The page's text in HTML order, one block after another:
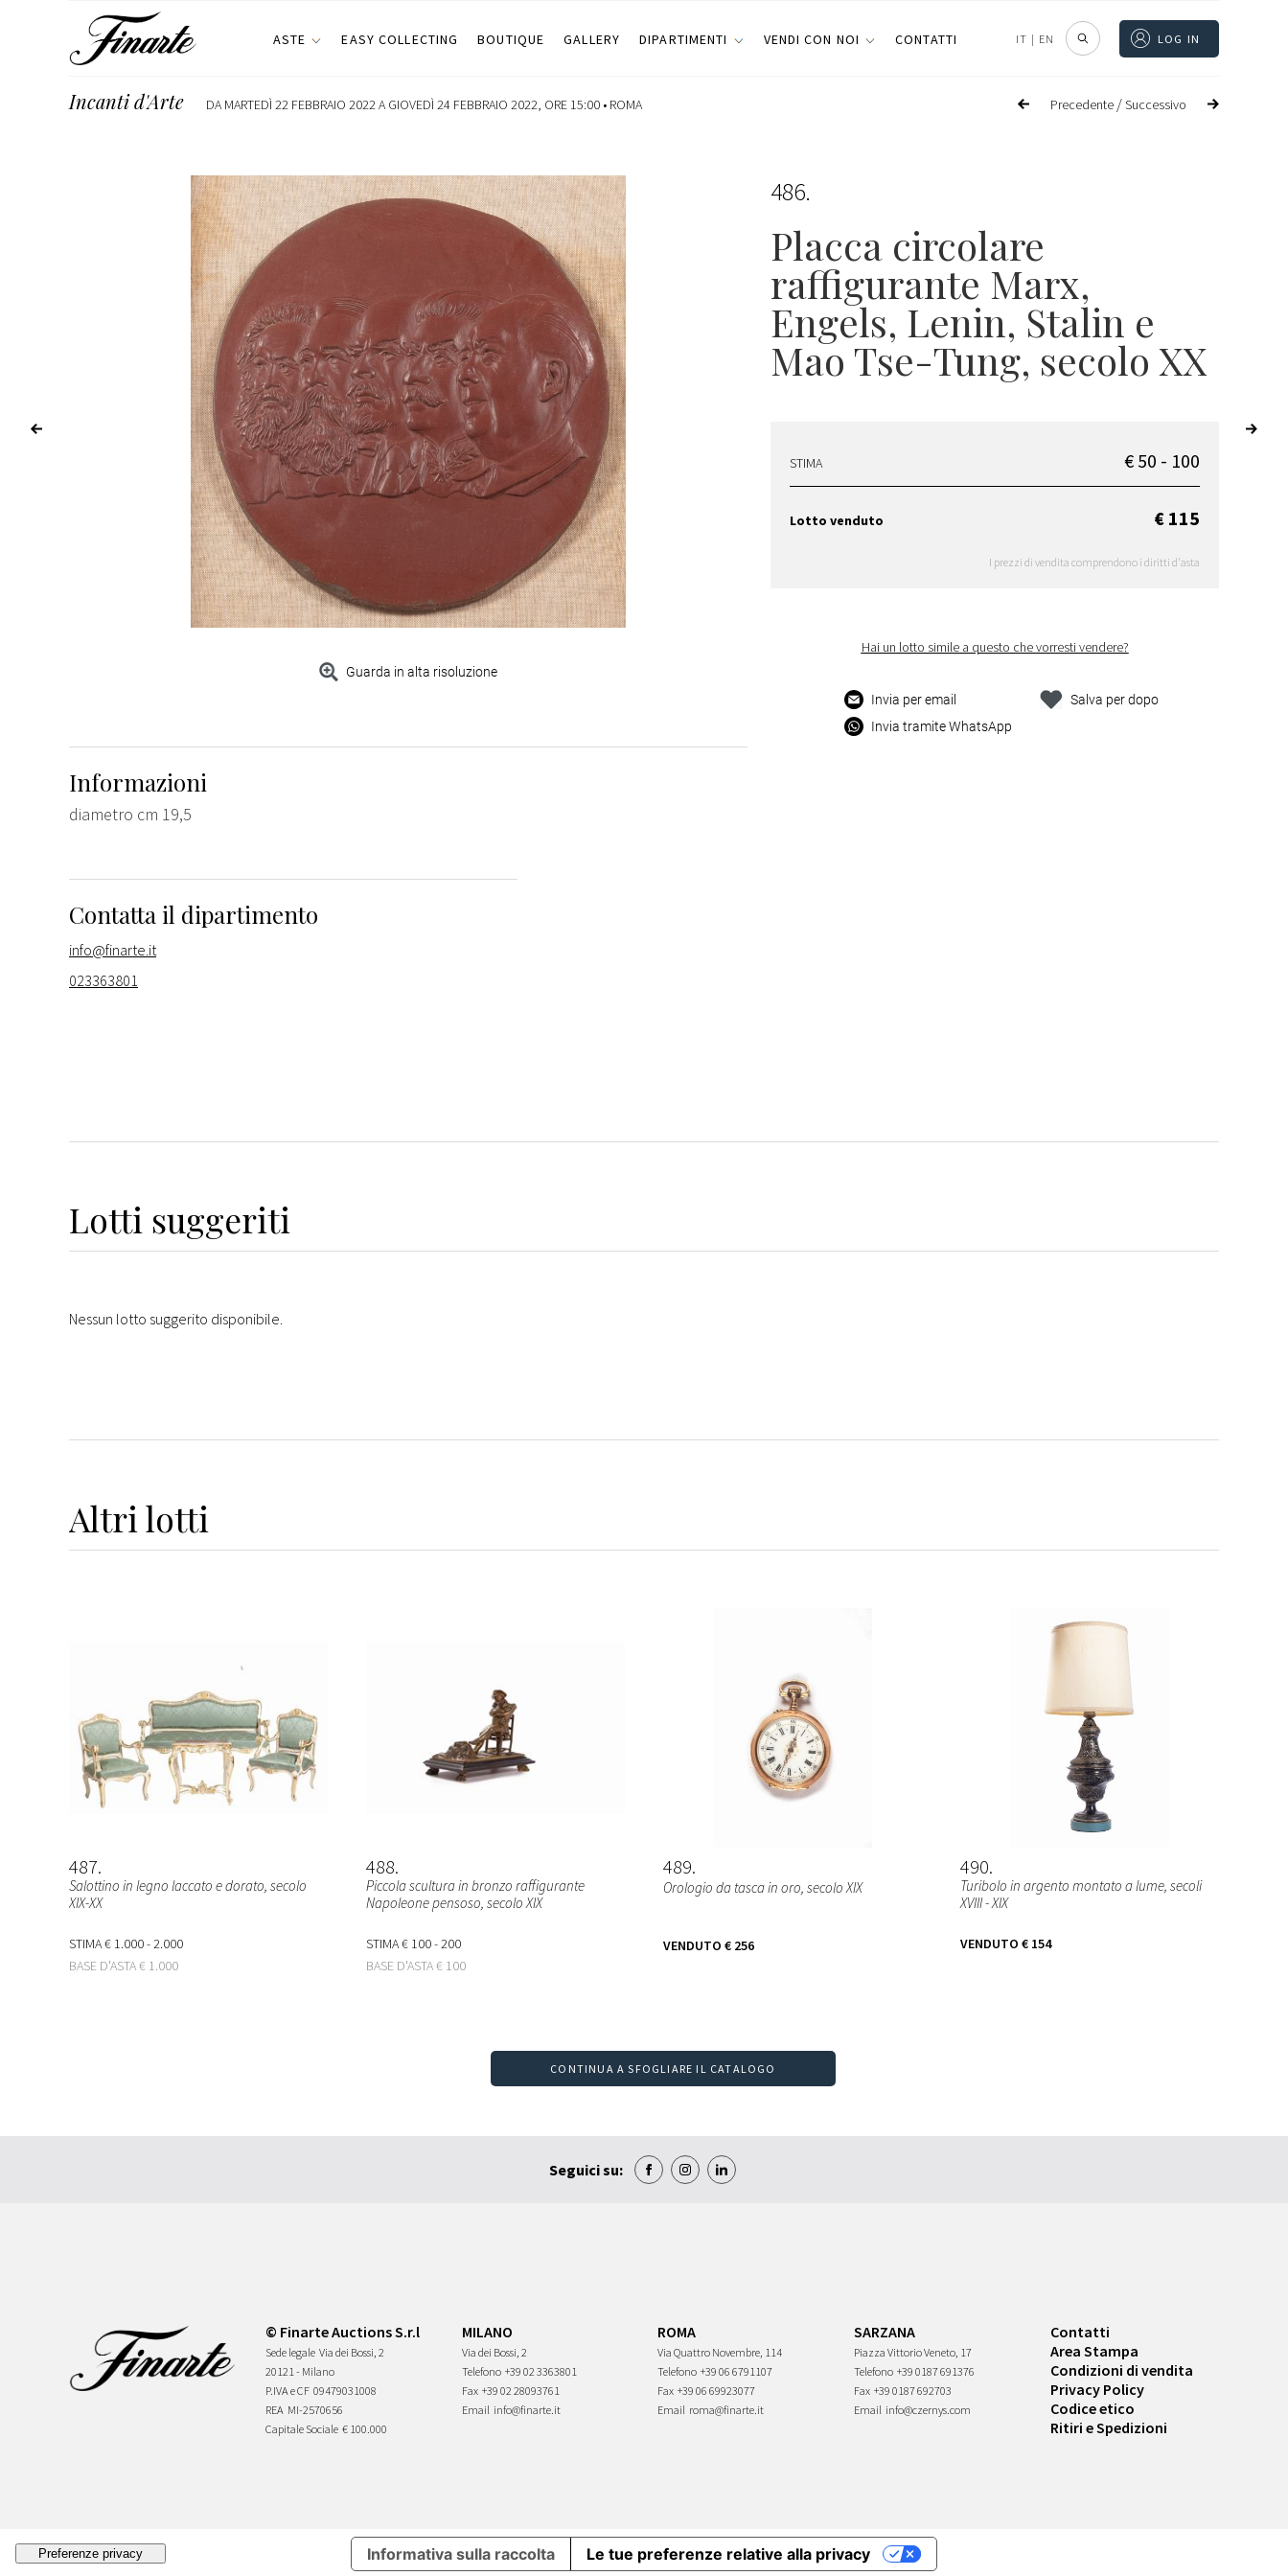
ASTE EASY COLLECTING BOUTIQUE GALLERY DIPARTIMENTI VENDI CON NOI CONTATTI IT | EN LOG IN
Precedente /Successivo
Incanti d'Arte DA MARTEDÌ 22 FEBBRAIO 2022 A GIOVEDÌ 24 FEBBRAIO 2022, ORE 15:00 • ROMA
Guarda in alta risoluzione
486
Placca circolare
raffigurante Marx,
Engels, Lenin, Stalin e
Mao Tse-Tung, secolo XX
STIMA € 50 - 100
Lotto venduto € 115
I prezzi di vendita comprendono i diritti d'asta
Hai un lotto simile a questo che vorresti vendere?
Invia per email
Invia tramite WhatsApp
Salva per dopo
Informazioni
diametro cm 19,5
Contatta il dipartimento
info@finarte.it
023363801
Lotti suggeriti
Nessun lotto suggerito disponibile.
Altri lotti
487
Salottino in legno laccato e dorato, secolo
XIX-XX
STIMA€ 1.000 - 2.000
BASE D'ASTA€ 1.000
488
Piccola scultura in bronzo raffigurante
Napoleone pensoso, secolo XIX
STIMA€ 100 - 200
BASE D'ASTA€ 100
489
Orologio da tasca in oro, secolo XIX
VENDUTO € 256
490
Turibolo in argento montato a lume, secoli
XVIII - XIX
VENDUTO € 154
CONTINUA A SFOGLIARE IL CATALOGO
Seguici su:
© Finarte Auctions S.r.l
Sede legale Via dei Bossi, 2
20121 - Milano
P.IVA e CF 09479031008
REA MI-2570656
Capitale Sociale € 100.000
MILANO
Via dei Bossi, 2
Telefono +39 02 3363801
Fax +39 02 28093761
Email info@finarte.it
ROMA
Via Quattro Novembre, 114
Telefono +39 06 6791107
Fax +39 06 69923077
Email roma@finarte.it
SARZANA
Piazza Vittorio Veneto, 17
Telefono +39 0187 691376
Fax +39 0187 692703
Email info@czernys.com
Contatti
Area Stampa
Condizioni di vendita
Privacy Policy
Codice etico
Ritiri e Spedizioni
Informativa sulla raccolta Le tue preferenze relative alla privacy